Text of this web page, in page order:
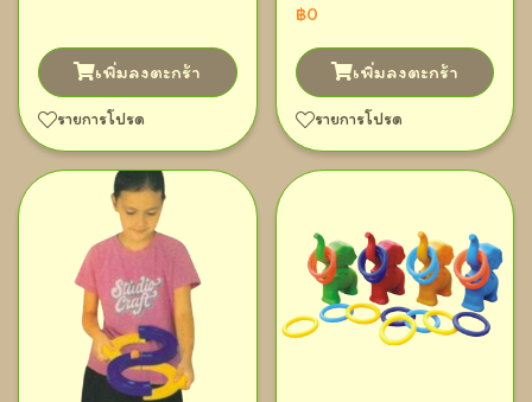
เพิ่มลงตะกร้า
รายการโปรด
฿0
เพิ่มลงตะกร้า
รายการโปรด